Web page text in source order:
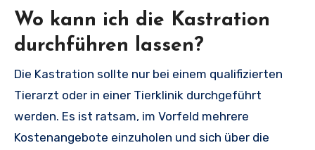
Wo kann ich die Kastration
durchführen lassen?
Die Kastration sollte nur bei einem qualifizierten
Tierarzt oder in einer Tierklinik durchgeführt
werden. Es ist ratsam, im Vorfeld mehrere
Kostenangebote einzuholen und sich über die